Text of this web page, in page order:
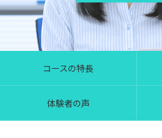
コースの特長
体験者の声